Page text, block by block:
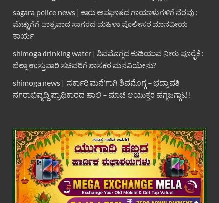
sagara police news | ಕಾರು ಅಪಘಾತದ ಗಾಯಾಳುಗಳಿಗೆ ನೆರವು :
ಮೆಚ್ಚುಗೆಗೆ ಪಾತ್ರವಾದ ಸಾಗರದ ಮಹಿಳಾ ಪೊಲೀಸರ ಮಾನವೀಯ
ಕಾರ್ಯ
shimoga drinking water | ಶಿವಮೊಗ್ಗದ ಕುಡಿಯುವ ನೀರು ಪೂರೈಕೆ :
ಜಿಲ್ಲಾ ಉಸ್ತುವಾರಿ ಸಚಿವರಿಗೆ ಶಾಸಕರ ಮನವಿಯೇನು?
shimoga news | ‘ಸರ್ಕಾರಿ ಮನೆ’ಗಾಗಿ ಶಿವಮೊಗ್ಗ – ಭದ್ರಾವತಿ
ನಗರಾಭಿವೃದ್ದಿ ಪ್ರಾಧಿಕಾರದ ಹಾಲಿ – ಮಾಜಿ ಆಯುಕ್ತರ ಹಗ್ಗಜಗ್ಗಾಟ!